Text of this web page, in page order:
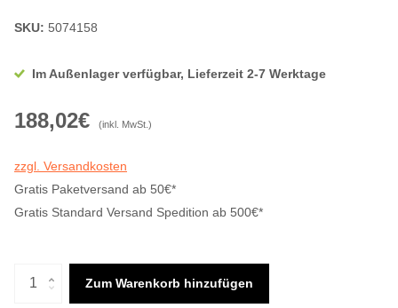
SKU: 5074158
Im Außenlager verfügbar, Lieferzeit 2-7 Werktage
188,02€ (inkl. MwSt.)
zzgl. Versandkosten
Gratis Paketversand ab 50€*
Gratis Standard Versand Spedition ab 500€*
Zum Warenkorb hinzufügen